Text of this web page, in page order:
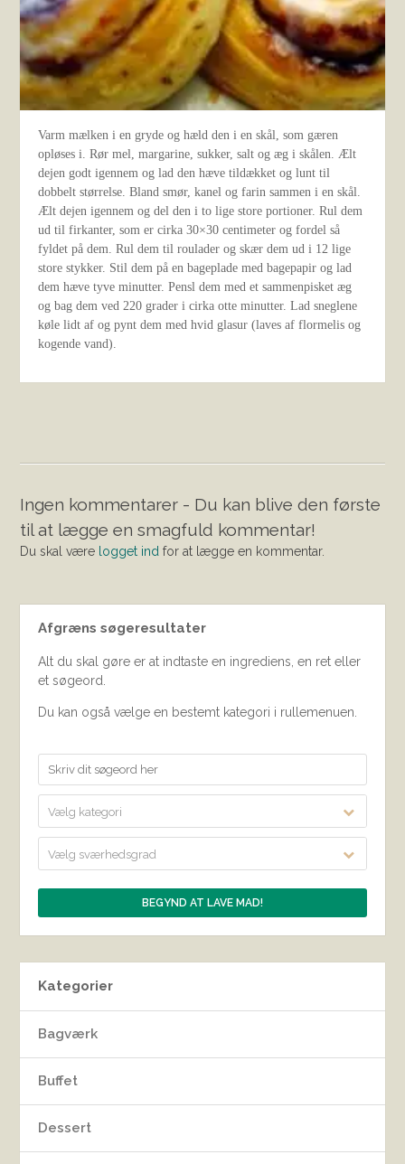
Varm mælken i en gryde og hæld den i en skål, som gæren
opløses i. Rør mel, margarine, sukker, salt og æg i skålen. Ælt
dejen godt igennem og lad den hæve tildækket og lunt til
dobbelt størrelse. Bland smør, kanel og farin sammen i en skål.
Ælt dejen igennem og del den i to lige store portioner. Rul dem
ud til firkanter, som er cirka 30×30 centimeter og fordel så
fyldet på dem. Rul dem til roulader og skær dem ud i 12 lige
store stykker. Stil dem på en bageplade med bagepapir og lad
dem hæve tyve minutter. Pensl dem med et sammenpisket æg
og bag dem ved 220 grader i cirka otte minutter. Lad sneglene
køle lidt af og pynt dem med hvid glasur (laves af flormelis og
kogende vand).
Ingen kommentarer - Du kan blive den første
til at lægge en smagfuld kommentar!
Du skal være logget ind for at lægge en kommentar.
Afgræns søgeresultater
Alt du skal gøre er at indtaste en ingrediens, en ret eller
et søgeord.
Du kan også vælge en bestemt kategori i rullemenuen.
Vælg kategori
Vælg sværhedsgrad
Kategorier
Bagværk
Buffet
Dessert